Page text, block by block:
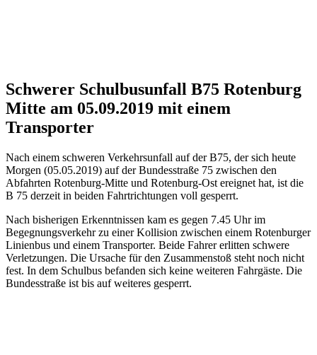
Schwerer Schulbusunfall B75 Rotenburg
Mitte am 05.09.2019 mit einem
Transporter
Nach einem schweren Verkehrsunfall auf der B75, der sich heute
Morgen (05.05.2019) auf der Bundesstraße 75 zwischen den
Abfahrten Rotenburg-Mitte und Rotenburg-Ost ereignet hat, ist die
B 75 derzeit in beiden Fahrtrichtungen voll gesperrt.
Nach bisherigen Erkenntnissen kam es gegen 7.45 Uhr im
Begegnungsverkehr zu einer Kollision zwischen einem Rotenburger
Linienbus und einem Transporter. Beide Fahrer erlitten schwere
Verletzungen. Die Ursache für den Zusammenstoß steht noch nicht
fest. In dem Schulbus befanden sich keine weiteren Fahrgäste. Die
Bundesstraße ist bis auf weiteres gesperrt.